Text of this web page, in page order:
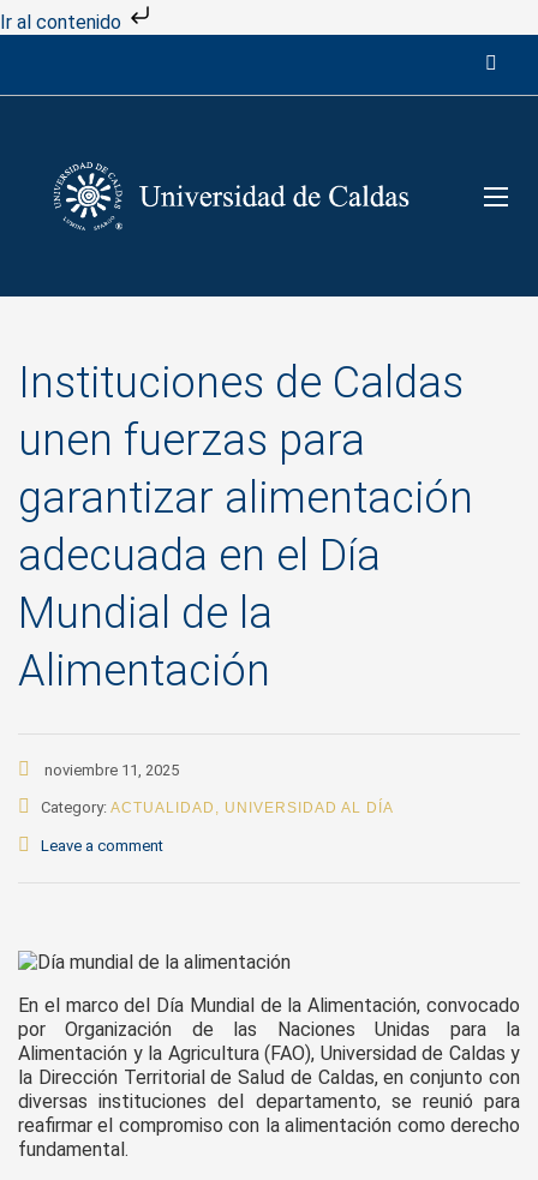
Ir al contenido
Instituciones de Caldas
unen fuerzas para
garantizar alimentación
adecuada en el Día
Mundial de la
Alimentación
noviembre 11, 2025
Category: ACTUALIDAD , UNIVERSIDAD AL DÍA
Leave a comment
En el marco del Día Mundial de la Alimentación, convocado
por Organización de las Naciones Unidas para la
Alimentación y la Agricultura (FAO), Universidad de Caldas y
la Dirección Territorial de Salud de Caldas, en conjunto con
diversas instituciones del departamento, se reunió para
reafirmar el compromiso con la alimentación como derecho
fundamental.